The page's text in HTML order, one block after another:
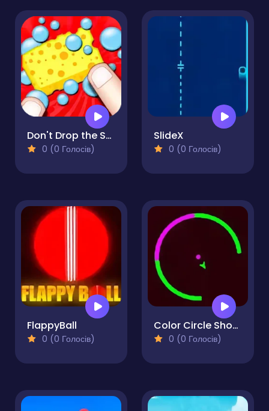
Don't Drop the Sponge
0 (0 Голосів)
SlideX
0 (0 Голосів)
FlappyBall
0 (0 Голосів)
Color Circle Shooter
0 (0 Голосів)